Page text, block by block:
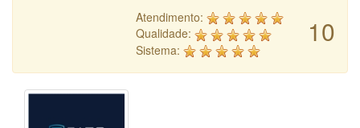
10
Atendimento:
Qualidade:
Sistema: